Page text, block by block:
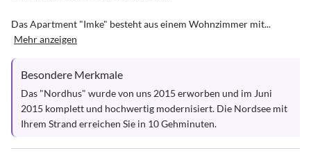
Das Apartment "Imke" besteht aus einem Wohnzimmer mit...
Mehr anzeigen
Besondere Merkmale
Das "Nordhus" wurde von uns 2015 erworben und im Juni
2015 komplett und hochwertig modernisiert. Die Nordsee mit
Ihrem Strand erreichen Sie in 10 Gehminuten.